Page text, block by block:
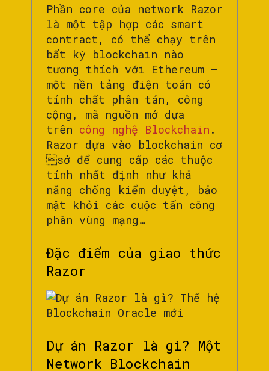
Phần core của network Razor
là một tập hợp các smart
contract, có thể chạy trên
bất kỳ blockchain nào
tương thích với Ethereum –
một nền tảng điện toán có
tính chất phân tán, công
cộng, mã nguồn mở dựa
trên công nghệ Blockchain .
Razor dựa vào blockchain cơ
sở để cung cấp các thuộc
tính nhất định như khả
năng chống kiểm duyệt, bảo
mật khỏi các cuộc tấn công
phân vùng mạng…
Đặc điểm của giao thức
Razor
Dự án Razor là gì? Một
Network Blockchain